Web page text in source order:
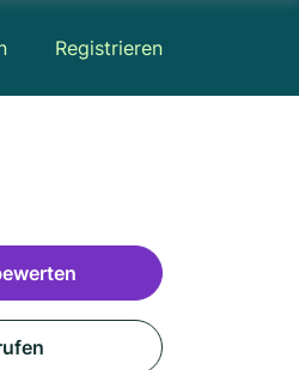
Registrieren